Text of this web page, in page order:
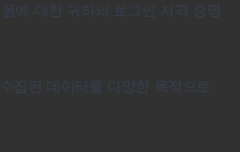
에 대한 귀하의 로그인 자격 증명
집된 데이터를 다양한 목적으로